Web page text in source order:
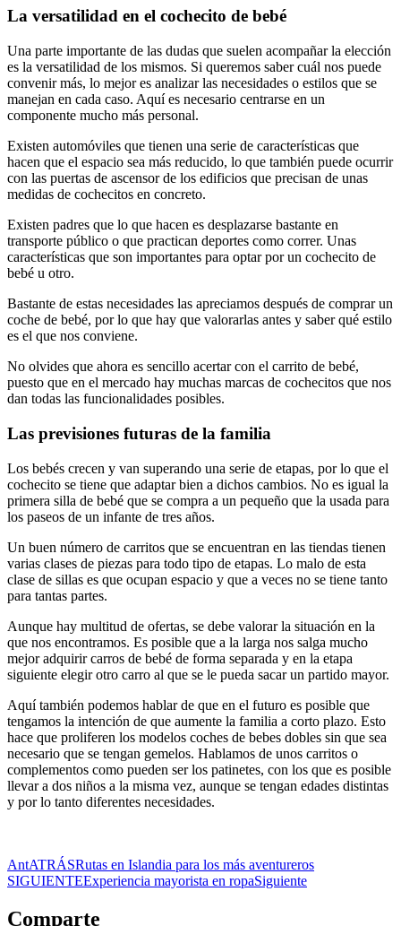
La versatilidad en el cochecito de bebé
Una parte importante de las dudas que suelen acompañar la elección
es la versatilidad de los mismos. Si queremos saber cuál nos puede
convenir más, lo mejor es analizar las necesidades o estilos que se
manejan en cada caso. Aquí es necesario centrarse en un
componente mucho más personal.
Existen automóviles que tienen una serie de características que
hacen que el espacio sea más reducido, lo que también puede ocurrir
con las puertas de ascensor de los edificios que precisan de unas
medidas de cochecitos en concreto.
Existen padres que lo que hacen es desplazarse bastante en
transporte público o que practican deportes como correr. Unas
características que son importantes para optar por un cochecito de
bebé u otro.
Bastante de estas necesidades las apreciamos después de comprar un
coche de bebé, por lo que hay que valorarlas antes y saber qué estilo
es el que nos conviene.
No olvides que ahora es sencillo acertar con el carrito de bebé,
puesto que en el mercado hay muchas marcas de cochecitos que nos
dan todas las funcionalidades posibles.
Las previsiones futuras de la familia
Los bebés crecen y van superando una serie de etapas, por lo que el
cochecito se tiene que adaptar bien a dichos cambios. No es igual la
primera silla de bebé que se compra a un pequeño que la usada para
los paseos de un infante de tres años.
Un buen número de carritos que se encuentran en las tiendas tienen
varias clases de piezas para todo tipo de etapas. Lo malo de esta
clase de sillas es que ocupan espacio y que a veces no se tiene tanto
para tantas partes.
Aunque hay multitud de ofertas, se debe valorar la situación en la
que nos encontramos. Es posible que a la larga nos salga mucho
mejor adquirir carros de bebé de forma separada y en la etapa
siguiente elegir otro carro al que se le pueda sacar un partido mayor.
Aquí también podemos hablar de que en el futuro es posible que
tengamos la intención de que aumente la familia a corto plazo. Esto
hace que proliferen los modelos coches de bebes dobles sin que sea
necesario que se tengan gemelos. Hablamos de unos carritos o
complementos como pueden ser los patinetes, con los que es posible
llevar a dos niños a la misma vez, aunque se tengan edades distintas
y por lo tanto diferentes necesidades.
AntATRÁSRutas en Islandia para los más aventureros
SIGUIENTEExperiencia mayorista en ropaSiguiente
Comparte